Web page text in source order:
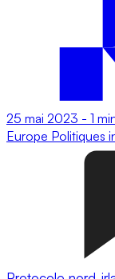
25 mai 2023 - 1
Europe Politiques